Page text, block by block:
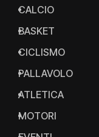
CALCIO
BASKET
CICLISMO
PALLAVOLO
ATLETICA
MOTORI